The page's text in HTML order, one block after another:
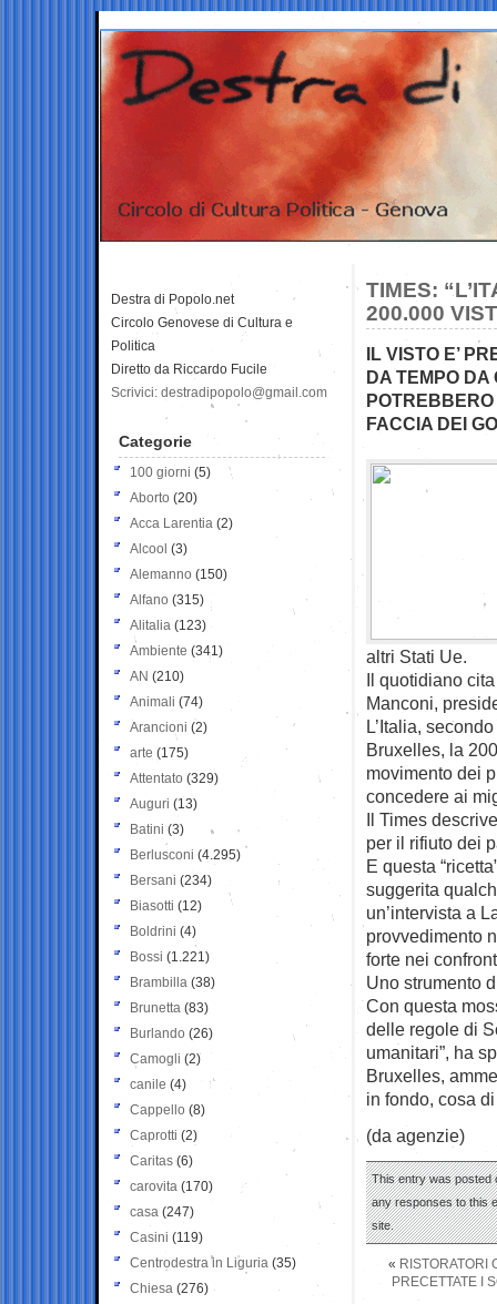
TIMES:
200.000
IL VISTO E’
DA TEMPO DA
FACCIA DEI
altri Stati Ue.
Il quotidiano
Manconi,
L’Italia,
Bruxelles, la
movimento dei
concedere ai
Il Times
per il rifiuto dei
E questa
suggerita
un’intervista a
provvedimento
forte nei
Uno strumento
Con questa
delle regole di
umanitari”, ha
Bruxelles,
in fondo, cosa
(da agenzie)
This entry was posted
any responses to this
site.
« RISTORATORI
PRECETTATE I
Destra di Popolo.net
Circolo Genovese di Cultura e
Politica
Diretto da Riccardo Fucile
Scrivici: destradipopolo@gmail.com
Categorie
100 giorni (5)
Aborto (20)
Acca Larentia (2)
Alcool (3)
Alemanno (150)
Alfano (315)
Alitalia (123)
Ambiente (341)
AN (210)
Animali (74)
Arancioni (2)
arte (175)
Attentato (329)
Auguri (13)
Batini (3)
Berlusconi (4.295)
Bersani (234)
Biasotti (12)
Boldrini (4)
Bossi (1.221)
Brambilla (38)
Brunetta (83)
Burlando (26)
Camogli (2)
canile (4)
Cappello (8)
Caprotti (2)
Caritas (6)
carovita (170)
casa (247)
Casini (119)
Centrodestra in Liguria (35)
Chiesa (276)